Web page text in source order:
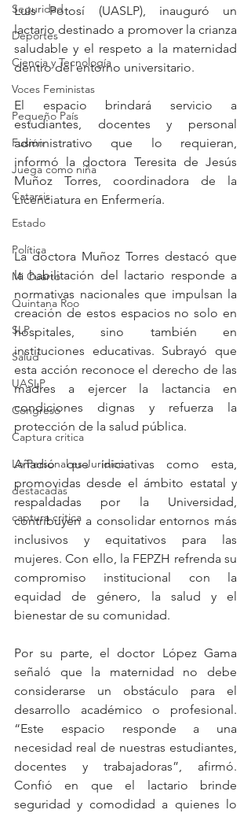
Seguridad
Deportes
Ciencia y Tecnología
Voces Feministas
Pequeño País
Fusión
Juega como niña
Catarsis
Estado
Política
Mi Cuarto
Quintana Roo
SLP
Salud
UASLP
Congreso
Captura critica
Lo Personal es Jurídico
destacadas
captura critica
Luis Potosí (UASLP), inauguró un
lactario destinado a promover la crianza
saludable y el respeto a la maternidad
dentro del entorno universitario.
El espacio brindará servicio a
estudiantes, docentes y personal
administrativo que lo requieran,
informó la doctora Teresita de Jesús
Muñoz Torres, coordinadora de la
Licenciatura en Enfermería.
La doctora Muñoz Torres destacó que
la habilitación del lactario responde a
normativas nacionales que impulsan la
creación de estos espacios no solo en
hospitales, sino también en
instituciones educativas. Subrayó que
esta acción reconoce el derecho de las
madres a ejercer la lactancia en
condiciones dignas y refuerza la
protección de la salud pública.
Añadió que iniciativas como esta,
promovidas desde el ámbito estatal y
respaldadas por la Universidad,
contribuyen a consolidar entornos más
inclusivos y equitativos para las
mujeres. Con ello, la FEPZH refrenda su
compromiso institucional con la
equidad de género, la salud y el
bienestar de su comunidad.
Por su parte, el doctor López Gama
señaló que la maternidad no debe
considerarse un obstáculo para el
desarrollo académico o profesional.
“Este espacio responde a una
necesidad real de nuestras estudiantes,
docentes y trabajadoras”, afirmó.
Confió en que el lactario brinde
seguridad y comodidad a quienes lo